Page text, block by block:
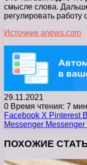
смысле слова.
регулировать работу
Источник anews.com
29.11.2021
0 Время чтения: 7
Facebook X Pinterest
Messenger Messenger
ПОХОЖИЕ